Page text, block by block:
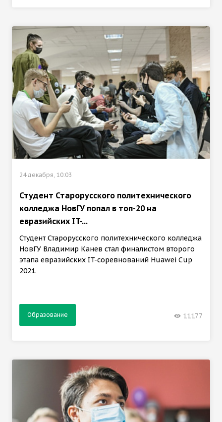
24 декабря, 10:03
Студент Старорусского политехнического
колледжа НовГУ попал в топ-20 на
евразийских IT-...
Студент Старорусского политехнического колледжа
НовГУ Владимир Канев стал финалистом второго
этапа евразийских IT-соревнований Huawei Cup
2021.
Образование 11177